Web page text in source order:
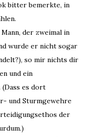
bitter bemerkte, in
der zweimal in
wurde er nicht sogar
so mir nichts dir
und ein
es dort
und Sturmgewehre
der